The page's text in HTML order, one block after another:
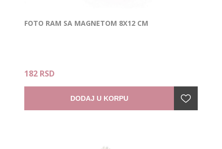
FOTO RAM SA MAGNETOM 8X12 CM
182 RSD
DODAJ U KORPU